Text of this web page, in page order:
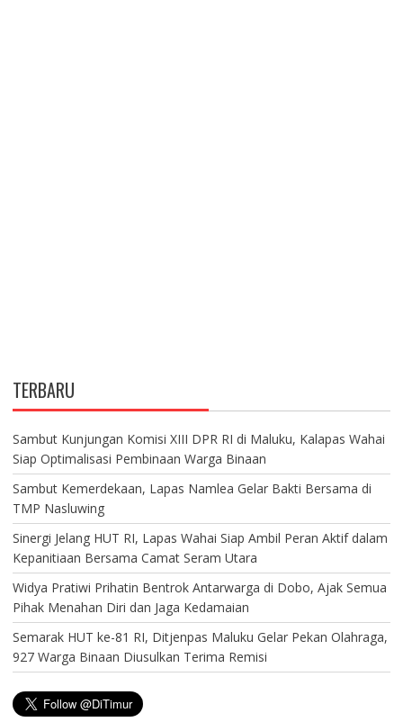
TERBARU
Sambut Kunjungan Komisi XIII DPR RI di Maluku, Kalapas Wahai
Siap Optimalisasi Pembinaan Warga Binaan
Sambut Kemerdekaan, Lapas Namlea Gelar Bakti Bersama di
TMP Nasluwing
Sinergi Jelang HUT RI, Lapas Wahai Siap Ambil Peran Aktif dalam
Kepanitiaan Bersama Camat Seram Utara
Widya Pratiwi Prihatin Bentrok Antarwarga di Dobo, Ajak Semua
Pihak Menahan Diri dan Jaga Kedamaian
Semarak HUT ke-81 RI, Ditjenpas Maluku Gelar Pekan Olahraga,
927 Warga Binaan Diusulkan Terima Remisi